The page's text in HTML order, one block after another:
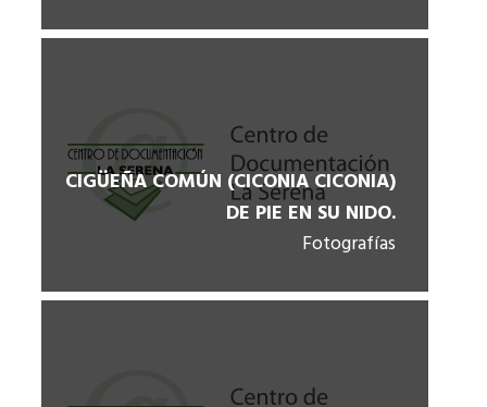
CIGÜEÑA COMÚN (CICONIA CICONIA)
DE PIE EN SU NIDO.
Fotografías